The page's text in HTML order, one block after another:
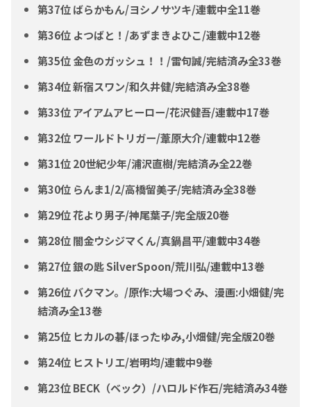
第37位 ばらかもん/ヨシノサツキ/連載中全11巻
第36位 よつばと！/あずまきよひこ/連載中12巻
第35位 金色のガッシュ！！/雷句誠/完結済み全33巻
第34位 新宿スワン/和久井健/完結済み全38巻
第33位 アイアムアヒーロー/花沢健吾/連載中17巻
第32位 ワールドトリガー/葦原大介/連載中12巻
第31位 20世紀少年/浦沢直樹/完結済み全22巻
第30位 らんま1/2/高橋留美子/完結済み全38巻
第29位 花より男子/神尾葉子/完全版20巻
第28位 闇金ウシジマくん/真鍋昌平/連載中34巻
第27位 銀の匙 SilverSpoon/荒川弘/連載中13巻
第26位 バクマン。/原作:大場つぐみ、漫画:小畑健/完
結済み全13巻
第25位 ヒカルの碁/ほったゆみ,小畑健/完全版20巻
第24位 ヒストリエ/岩明均/連載中9巻
第23位 BECK（ベック）/ハロルド作石/完結済み34巻